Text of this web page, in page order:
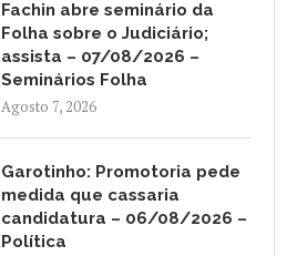
Fachin abre seminário da
Folha sobre o Judiciário;
assista – 07/08/2026 –
Seminários Folha
Agosto 7, 2026
Garotinho: Promotoria pede
medida que cassaria
candidatura – 06/08/2026 –
Política